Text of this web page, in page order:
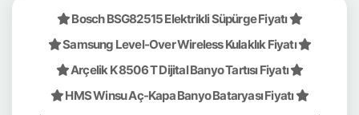
Bosch BSG82515 Elektrikli Süpürge Fiyatı
Samsung Level-Over Wireless Kulaklık Fiyatı
Arçelik K 8506 T Dijital Banyo Tartısı Fiyatı
HMS Winsu Aç-Kapa Banyo Bataryası Fiyatı